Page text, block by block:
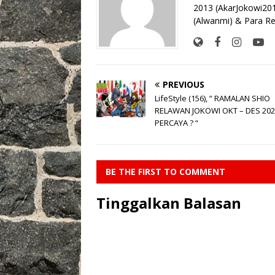
o
k
p k
2013
(Alwanmi) & Para
PREVIOUS
LifeStyle (156), ” RAMALAN SHIO
RELAWAN JOKOWI OKT – DES
PERCAYA ? “
BE THE FIRST TO COMMENT
Tinggalkan Balasan